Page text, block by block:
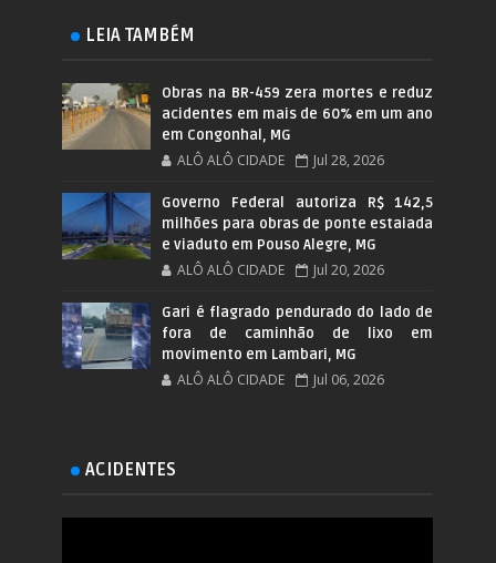
LEIA TAMBÉM
Obras na BR-459 zera mortes e reduz
acidentes em mais de 60% em um ano
em Congonhal, MG
ALÔ ALÔ CIDADE Jul 28, 2026
Governo Federal autoriza R$ 142,5
milhões para obras de ponte estaiada
e viaduto em Pouso Alegre, MG
ALÔ ALÔ CIDADE Jul 20, 2026
Gari é flagrado pendurado do lado de
fora de caminhão de lixo em
movimento em Lambari, MG
ALÔ ALÔ CIDADE Jul 06, 2026
ACIDENTES